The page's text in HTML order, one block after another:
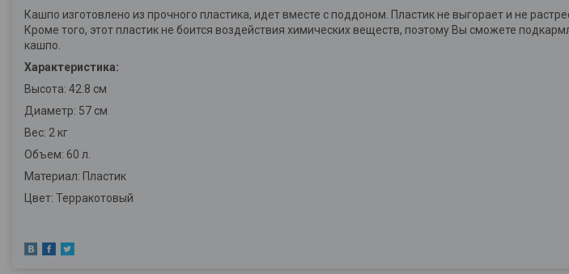
Кашпо изготовлено из прочного пластика, идет вместе с поддоном. Пластик не выгорает и не
Кроме того, этот пластик не боится воздействия химических веществ, поэтому Вы сможете
кашпо.
Характеристика:
Высота: 42.8 см
Диаметр: 57 см
Вес: 2 кг
Объем: 60 л.
Материал: Пластик
Цвет: Терракотовый